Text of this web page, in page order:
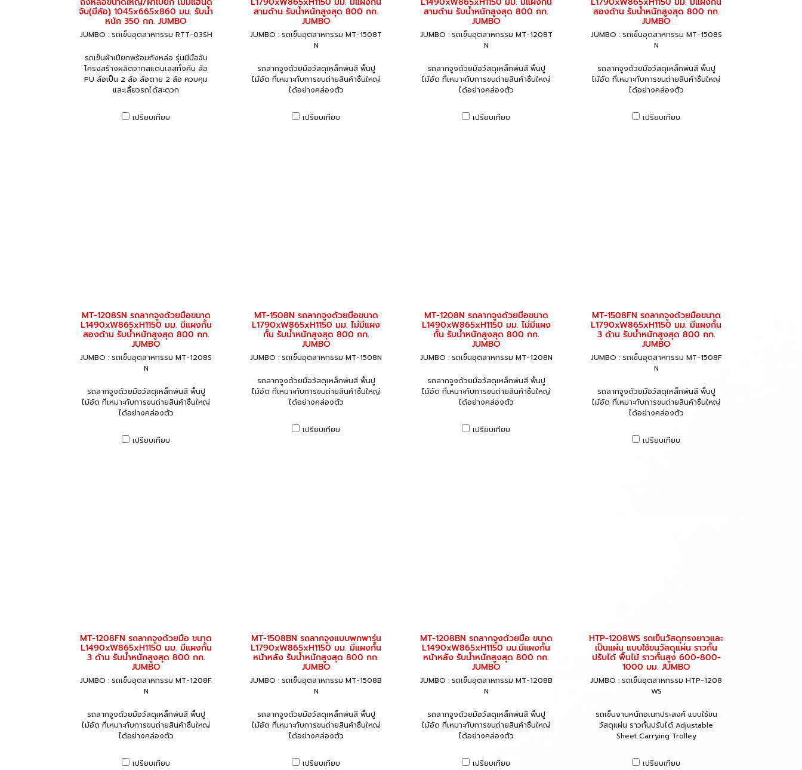
จับ(มีล้อ) 1045x665x860 มม. รับน้ำ
หนัก 350 กก. JUMBO
JUMBO : รถเข็นอุตสาหกรรม RTT-03SH
รถเข็นผ้าเปียกพร้อมถังหล่อ รุ่นมีมือจับ
โครงสร้างผลิตจากสแตนเลสทั้งคัน ล้อ
PU ล้อเป็น 2 ล้อ ล้อตาย 2 ล้อ ควบคุม
และเลี้ยวรถได้สะดวก
เปรียบเทียบ
สามด้าน รับน้ำหนักสูงสุด 800 กก.
JUMBO
JUMBO : รถเข็นอุตสาหกรรม MT-1508T
N
รถลากจูงด้วยมือวัสดุเหล็กพ่นสี พื้นปู
ไม้อัด ที่เหมาะกับการขนถ่ายสินค้าชิ้นใหญ่
ได้อย่างคล่องตัว
เปรียบเทียบ
สามด้าน รับน้ำหนักสูงสุด 800 กก.
JUMBO
JUMBO : รถเข็นอุตสาหกรรม MT-1208T
N
รถลากจูงด้วยมือวัสดุเหล็กพ่นสี พื้นปู
ไม้อัด ที่เหมาะกับการขนถ่ายสินค้าชิ้นใหญ่
ได้อย่างคล่องตัว
เปรียบเทียบ
สองด้าน รับน้ำหนักสูงสุด 800 กก.
JUMBO
JUMBO : รถเข็นอุตสาหกรรม MT-1508S
N
รถลากจูงด้วยมือวัสดุเหล็กพ่นสี พื้นปู
ไม้อัด ที่เหมาะกับการขนถ่ายสินค้าชิ้นใหญ่
ได้อย่างคล่องตัว
เปรียบเทียบ
MT-1208SN รถลากจูงด้วยมือขนาด
L1490xW865xH1150 มม. มีแผงกั้น
สองด้าน รับน้ำหนักสูงสุด 800 กก.
JUMBO
JUMBO : รถเข็นอุตสาหกรรม MT-1208S
N
รถลากจูงด้วยมือวัสดุเหล็กพ่นสี พื้นปู
ไม้อัด ที่เหมาะกับการขนถ่ายสินค้าชิ้นใหญ่
ได้อย่างคล่องตัว
เปรียบเทียบ
MT-1508N รถลากจูงด้วยมือขนาด
L1790xW865xH1150 มม. ไม่มีแผง
กั้น รับน้ำหนักสูงสุด 800 กก.
JUMBO
JUMBO : รถเข็นอุตสาหกรรม MT-1508N
รถลากจูงด้วยมือวัสดุเหล็กพ่นสี พื้นปู
ไม้อัด ที่เหมาะกับการขนถ่ายสินค้าชิ้นใหญ่
ได้อย่างคล่องตัว
เปรียบเทียบ
MT-1208N รถลากจูงด้วยมือขนาด
L1490xW865xH1150 มม. ไม่มีแผง
กั้น รับน้ำหนักสูงสุด 800 กก.
JUMBO
JUMBO : รถเข็นอุตสาหกรรม MT-1208N
รถลากจูงด้วยมือวัสดุเหล็กพ่นสี พื้นปู
ไม้อัด ที่เหมาะกับการขนถ่ายสินค้าชิ้นใหญ่
ได้อย่างคล่องตัว
เปรียบเทียบ
MT-1508FN รถลากจูงด้วยมือขนาด
L1790xW865xH1150 มม. มีแผงกั้น
3 ด้าน รับน้ำหนักสูงสุด 800 กก.
JUMBO
JUMBO : รถเข็นอุตสาหกรรม MT-1508F
N
รถลากจูงด้วยมือวัสดุเหล็กพ่นสี พื้นปู
ไม้อัด ที่เหมาะกับการขนถ่ายสินค้าชิ้นใหญ่
ได้อย่างคล่องตัว
เปรียบเทียบ
MT-1208FN รถลากจูงด้วยมือ ขนาด
L1490xW865xH1150 มม. มีแผงกั้น
3 ด้าน รับน้ำหนักสูงสุด 800 กก.
JUMBO
JUMBO : รถเข็นอุตสาหกรรม MT-1208F
N
รถลากจูงด้วยมือวัสดุเหล็กพ่นสี พื้นปู
ไม้อัด ที่เหมาะกับการขนถ่ายสินค้าชิ้นใหญ่
ได้อย่างคล่องตัว
เปรียบเทียบ
MT-1508BN รถลากจูงแบบพกพารุ่น
L1790xW865xH1150 มม. มีแผงกั้น
หน้าหลัง รับน้ำหนักสูงสุด 800 กก.
JUMBO
JUMBO : รถเข็นอุตสาหกรรม MT-1508B
N
รถลากจูงด้วยมือวัสดุเหล็กพ่นสี พื้นปู
ไม้อัด ที่เหมาะกับการขนถ่ายสินค้าชิ้นใหญ่
ได้อย่างคล่องตัว
เปรียบเทียบ
MT-1208BN รถลากจูงด้วยมือ ขนาด
L1490xW865xH1150 มม.มีแผงกั้น
หน้าหลัง รับน้ำหนักสูงสุด 800 กก.
JUMBO
JUMBO : รถเข็นอุตสาหกรรม MT-1208B
N
รถลากจูงด้วยมือวัสดุเหล็กพ่นสี พื้นปู
ไม้อัด ที่เหมาะกับการขนถ่ายสินค้าชิ้นใหญ่
ได้อย่างคล่องตัว
เปรียบเทียบ
HTP-1208WS รถเข็นวัสดุทรงยาวและ
เป็นแผ่น แบบใช้ขนวัสดุแผ่น ราวกั้น
ปรับได้ พื้นไม้ ราวกั้นสูง 600-800-
1000 มม. JUMBO
JUMBO : รถเข็นอุตสาหกรรม HTP-1208
WS
รถเข็นงานหนักอเนกประสงค์ แบบใช้ขน
วัสดุแผ่น ราวกั้นปรับได้ Adjustable
Sheet Carrying Trolley
เปรียบเทียบ